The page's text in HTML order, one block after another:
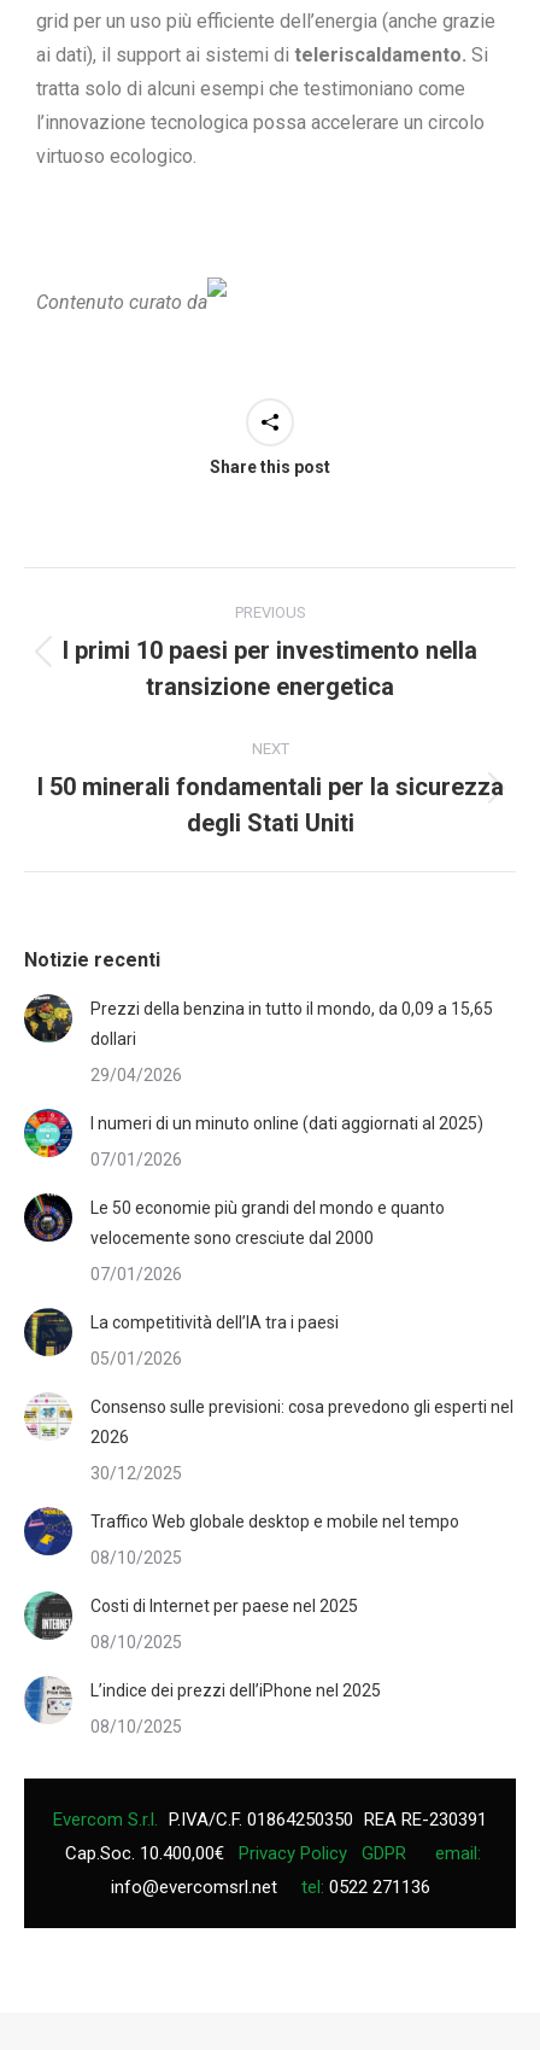
grid per un uso più efficiente dell’energia (anche grazie
ai dati), il support ai sistemi di teleriscaldamento. Si
tratta solo di alcuni esempi che testimoniano come
l’innovazione tecnologica possa accelerare un circolo
virtuoso ecologico.
Contenuto curato da
Share this post
PREVIOUS
I primi 10 paesi per investimento nella
transizione energetica
NEXT
I 50 minerali fondamentali per la sicurezza
degli Stati Uniti
Notizie recenti
Prezzi della benzina in tutto il mondo, da 0,09 a 15,65
dollari
29/04/2026
I numeri di un minuto online (dati aggiornati al 2025)
07/01/2026
Le 50 economie più grandi del mondo e quanto
velocemente sono cresciute dal 2000
07/01/2026
La competitività dell’IA tra i paesi
05/01/2026
Consenso sulle previsioni: cosa prevedono gli esperti nel
2026
30/12/2025
Traffico Web globale desktop e mobile nel tempo
08/10/2025
Costi di Internet per paese nel 2025
08/10/2025
L’indice dei prezzi dell’iPhone nel 2025
08/10/2025
Evercom S.r.l. P.IVA/C.F. 01864250350 REA RE-230391
Cap.Soc. 10.400,00€
Privacy Policy GDPR
email:
info@evercomsrl.net
tel: 0522 271136